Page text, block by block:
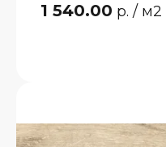
1 540.00 р. / м2